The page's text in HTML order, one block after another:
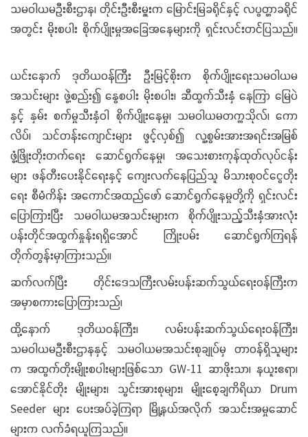
သမဝါယမဦးစီးဌာန၊ တိုင်းဦးစီးမှူးက မြောင်းမြခရိုင်နှင့် လပွတ္တာခရိုင်
အတွင်း မိုးစပါး စိုက်ပျိုးမှုအခြေအနေများကို ရှင်းလင်းတင်ပြသည်။
ယင်းနောက် ဒုတိယဝန်ကြီး ဦးမြင့်စိုးက စိုက်ပျိုးရေးသမဝါယမ
အသင်းများ ဖွဲ့စည်း၍ နွေစပါး မိုးစပါး၊ ဆီထွက်သီးနှံ နေကြာ မြေပဲ
နှင့် နှမ်း စက်မှုသီးနှံဝါ စိုက်ပျိုးနေမှု၊ သမဝါယမတက္ကသိုလ်၊ ကော
လိပ်၊ သင်တန်းကျောင်းများ ဖွင့်လှစ်၍ လူ့စွမ်းအားအရင်းအမြစ်
ဖွံ့ဖြိုးတိုးတက်ရေး ဆောင်ရွက်နေမှု၊ အသေးစားကုန်ထုတ်လုပ်ငန်း
များ ဖန်တီးပေးနိုင်ရေးနှင့် ကျေးလက်နေပြည်သူ မိသားစုဝင်ငွေတိုး
ရေး စီမံကိန်း အကောင်အထည်ဖော် ဆောင်ရွက်နေမှုတို့ကို ရှင်းလင်း
ပြောကြားပြီး သမဝါယမအသင်းများက စိုက်ပျိုးသည့်သီးနှံအားလုံး
ပန်းတိုင်အထွက်နှုန်းရရှိအောင် ကြိုးပမ်း ဆောင်ရွက်ကြရန်
တိုက်တွန်းမှာကြားသည်။
ဆက်လက်ပြီး တိုင်းဒေသကြီးလမ်းပန်းဆက်သွယ်ရေးဝန်ကြီးက
အမှာစကားပြောကြားသည်၊
ထို့နောက် ဒုတိယဝန်ကြီး၊ လမ်းပန်းဆက်သွယ်ရေးဝန်ကြီး၊
သမဝါယမဦးစီးဌာနနှင့် သမဝါယမအသင်းစုချုပ်မှ တာဝန်ရှိသူများ
က အထွက်တိုးမျိုးစပါးများဖြစ်သော GW-11 ဆာဖိုးသာ၊ နယူးဧရာ၊
အောင်နိုင်တိုး မျိုးများ၊ သွင်းအားစုများ၊ မျိုးစေ့ချကိရိယာ Drum
Seeder များ ပေးအပ်ခဲ့ကြရာ မြို့နယ်အလိုက် အသင်းအမှုဆောင်
များက လက်ခံရယူကြသည်။